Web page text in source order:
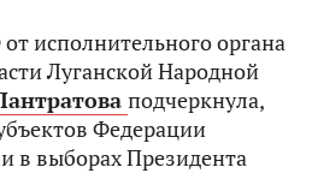
исполнительного органа
Луганской Народной
подчеркнула,
Федерации
в выборах Президента